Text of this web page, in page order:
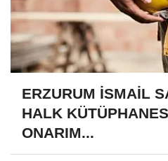
ERZURUM İSMAİL
HALK
ONARIM...